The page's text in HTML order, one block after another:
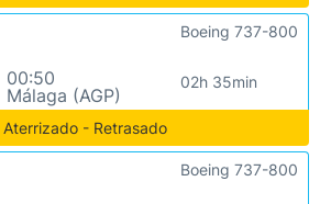
00:50
Málaga (AGP)
02h 35min
Boeing 737-800
Aterrizado - Retrasado
Boeing 737-800